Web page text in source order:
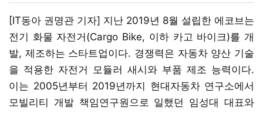
[IT동아 권명관 기자] 지난 2019년 8월 설립한 에코브는
전기 화물 자전거(Cargo Bike, 이하 카고 바이크)를 개
발, 제조하는 스타트업이다. 경쟁력은 자동차 양산 기술
을 적용한 자전거 모듈러 새시와 부품 제조 능력이다.
이는 2005년부터 2019년까지 현대자동차 연구소에서
모빌리티 개발 책임연구원으로 일했던 임성대 대표와